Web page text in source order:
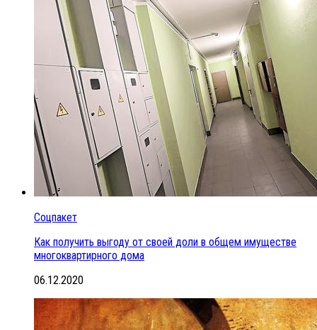
Соцпакет
Как получить выгоду от своей доли в общем имуществе
многоквартирного дома
06.12.2020